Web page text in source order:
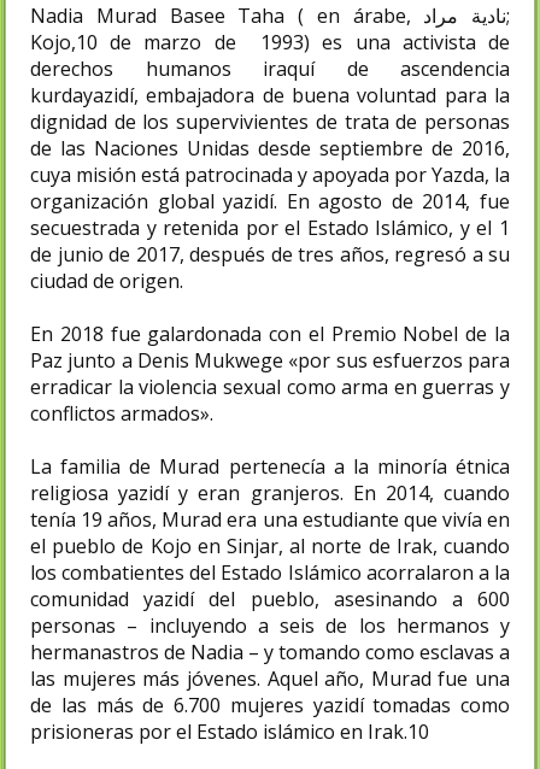
Nadia Murad Basee Taha ( en árabe, نادية مراد;
Kojo,10 de marzo de 1993) es una activista de
derechos humanos iraquí de ascendencia
kurdayazidí, embajadora de buena voluntad para la
dignidad de los supervivientes de trata de personas
de las Naciones Unidas desde septiembre de 2016,​
cuya misión está patrocinada y apoyada por Yazda, la
organización global yazidí. En agosto de 2014, fue
secuestrada y retenida por el Estado Islámico, y el 1
de junio de 2017, después de tres años, regresó a su
ciudad de origen.
En 2018 fue galardonada con el Premio Nobel de la
Paz junto a Denis Mukwege «por sus esfuerzos para
erradicar la violencia sexual como arma en guerras y
conflictos armados».
La familia de Murad pertenecía a la minoría étnica
religiosa yazidí y eran granjeros.​ En 2014, cuando
tenía 19 años, Murad era una estudiante que vivía en
el pueblo de Kojo en Sinjar, al norte de Irak, cuando
los combatientes del Estado Islámico acorralaron a la
comunidad yazidí del pueblo, asesinando a 600
personas – incluyendo a seis de los hermanos y
hermanastros de Nadia – y tomando como esclavas a
las mujeres más jóvenes. Aquel año, Murad fue una
de las más de 6.700 mujeres yazidí tomadas como
prisioneras por el Estado islámico en Irak.10​